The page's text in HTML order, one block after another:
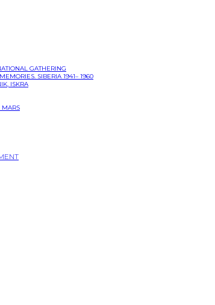
GATHERING
SIBERIA 1941– 1960
ISKRA
MARS